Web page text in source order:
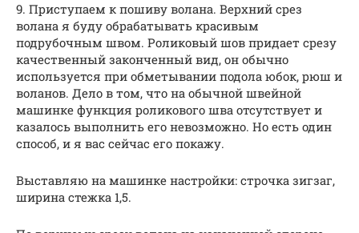
9. Приступаем к пошиву волана. Верхний срез
волана я буду обрабатывать красивым
подрубочным швом. Роликовый шов придает срезу
качественный законченный вид, он обычно
используется при обметывании подола юбок, рюш и
воланов. Дело в том, что на обычной швейной
машинке функция роликового шва отсутствует и
казалось выполнить его невозможно. Но есть один
способ, и я вас сейчас его покажу.
Выставляю на машинке настройки: строчка зигзаг,
ширина стежка 1,5.